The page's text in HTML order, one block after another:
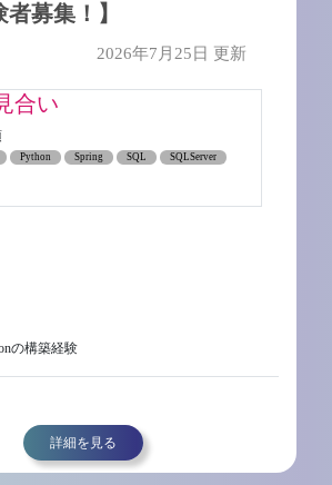
募集！】
2026年7月25日 更新
合い
Python Spring SQL
SQLServer
の構築経験
詳細を見る